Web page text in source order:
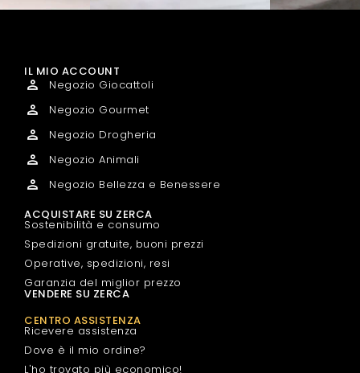
IL MIO ACCOUNT
Negozio Giocattoli
Negozio Gourmet
Negozio Drogheria
Negozio Animali
Negozio Bellezza e Benessere
ACQUISTARE SU ZERCA
Sostenibilità e consumo
Spedizioni gratuite, buoni prezzi
Operative, spedizioni, resi
Garanzia del miglior prezzo
VENDERE SU ZERCA
CENTRO ASSISTENZA
Ricevere assistenza
Dove è il mio ordine?
L'ho trovato più economico!